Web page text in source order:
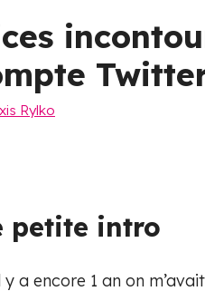
Rylko
petite intro
y a encore 1 an on